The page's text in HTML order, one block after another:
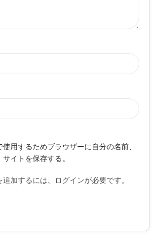
用するためブラウザーに自分の名前、
イトを保存する。
加するには、ログインが必要です。